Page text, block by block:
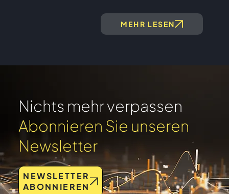
MEHR LESEN
Nichts mehr verpassen
Abonnieren Sie unseren
Newsletter
NEWSLETTER
ABONNIEREN